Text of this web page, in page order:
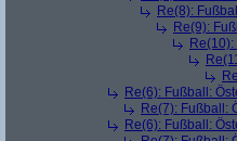
Re(8):
Re(9):
Re(6): Fußball:
Re(7): Fußball:
Re(6): Fußball: